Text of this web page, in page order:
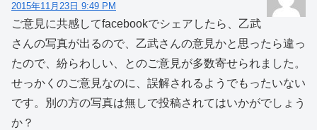
2015年11月23日 9:49 PM
ご意見に共感してfacebookでシェアしたら、乙武
さんの写真が出るので、乙武さんの意見かと思ったら違っ
たので、紛らわしい、とのご意見が多数寄せられました。
せっかくのご意見なのに、誤解されるようでもったいない
です。別の方の写真は無しで投稿されてはいかがでしょう
か？